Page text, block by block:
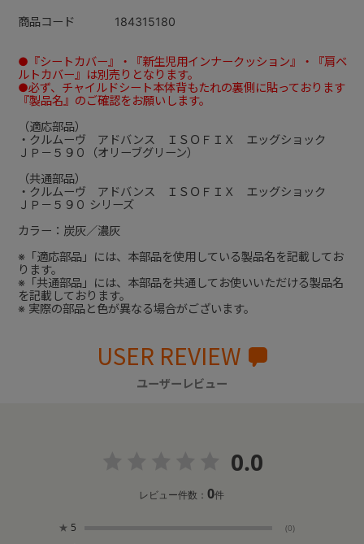
商品コード 184315180
●『シートカバー』・『新生児用インナークッション』・『肩ベ
ルトカバー』は別売りとなります。
●必ず、チャイルドシート本体背もたれの裏側に貼っております
『製品名』のご確認をお願いします。
（適応部品）
・クルムーヴ アドバンス ＩＳＯＦＩＸ エッグショック
ＪＰ－５９０（オリーブグリーン）
（共通部品）
・クルムーヴ アドバンス ＩＳＯＦＩＸ エッグショック
ＪＰ－５９０ シリーズ
カラー：炭灰／濃灰
※「適応部品」には、本部品を使用している製品名を記載してお
ります。
※「共通部品」には、本部品を共通してお使いいただける製品名
を記載しております。
※ 実際の部品と色が異なる場合がございます。
USER REVIEW
ユーザーレビュー
0.0
レビュー件数：0件
★ 5 (0)